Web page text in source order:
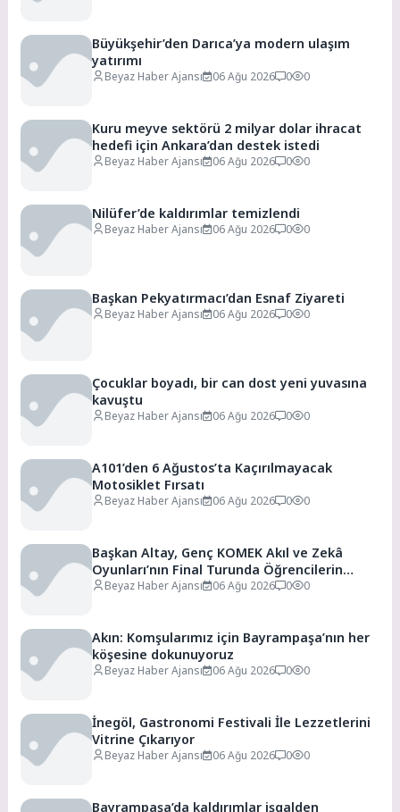
Büyükşehir’den Darıca’ya modern ulaşım
yatırımı
Beyaz Haber Ajansı 06 Ağu 2026 0 0
Kuru meyve sektörü 2 milyar dolar ihracat
hedefi için Ankara’dan destek istedi
Beyaz Haber Ajansı 06 Ağu 2026 0 0
Nilüfer’de kaldırımlar temizlendi
Beyaz Haber Ajansı 06 Ağu 2026 0 0
Başkan Pekyatırmacı’dan Esnaf Ziyareti
Beyaz Haber Ajansı 06 Ağu 2026 0 0
Çocuklar boyadı, bir can dost yeni yuvasına
kavuştu
Beyaz Haber Ajansı 06 Ağu 2026 0 0
A101’den 6 Ağustos’ta Kaçırılmayacak
Motosiklet Fırsatı
Beyaz Haber Ajansı 06 Ağu 2026 0 0
Başkan Altay, Genç KOMEK Akıl ve Zekâ
Oyunları’nın Final Turunda Öğrencilerin
Heyecanını Paylaştı
Beyaz Haber Ajansı 06 Ağu 2026 0 0
Akın: Komşularımız için Bayrampaşa’nın her
köşesine dokunuyoruz
Beyaz Haber Ajansı 06 Ağu 2026 0 0
İnegöl, Gastronomi Festivali İle Lezzetlerini
Vitrine Çıkarıyor
Beyaz Haber Ajansı 06 Ağu 2026 0 0
Bayrampaşa’da kaldırımlar işgalden